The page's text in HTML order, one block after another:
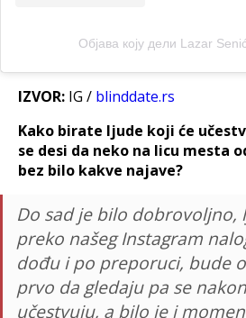
Објава коју дели Lazar
IZVOR: IG / blinddate.rs
Kako birate ljude koji će
se desi da neko na licu mesta
bez bilo kakve najave?
Do sad je bilo dobrovoljno,
preko našeg Instagram
dođu i po preporuci, bude
prvo da gledaju pa se
učestvuju, a bilo je i